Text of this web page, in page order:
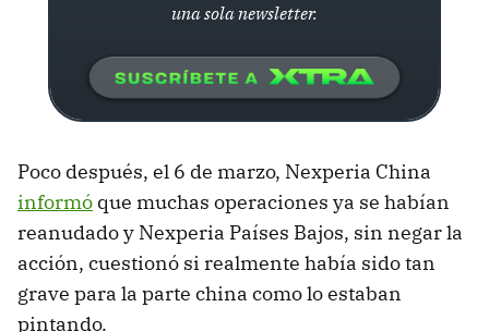
una sola newsletter.
Poco después, el 6 de marzo, Nexperia China
informó que muchas operaciones ya se habían
reanudado y Nexperia Países Bajos, sin negar la
acción, cuestionó si realmente había sido tan
grave para la parte china como lo estaban
pintando.